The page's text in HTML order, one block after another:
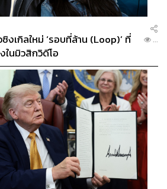
งเกิลใหม่ ‘รอบที่ล้าน (Loop)’ ที่
ในมิวสิกวิดีโอ
...